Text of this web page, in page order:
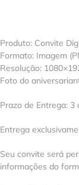
Produto: Convite
Formato: Imagem
Resolução:
Foto do
Prazo de Entrega: 3
Entrega
Seu convite será
informações do